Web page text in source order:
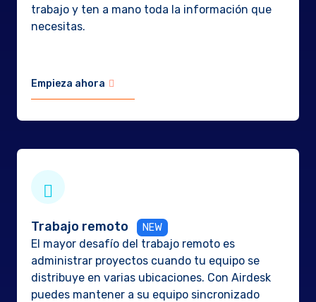
trabajo y ten a mano toda la información que
necesitas.
Empieza ahora
Trabajo remoto
El mayor desafío del trabajo remoto es
administrar proyectos cuando tu equipo se
distribuye en varias ubicaciones. Con Airdesk
puedes mantener a su equipo sincronizado